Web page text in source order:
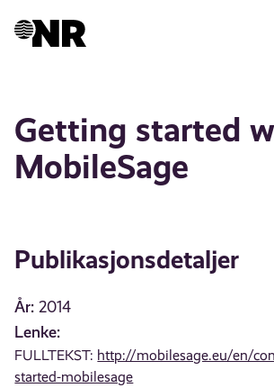
Getting started
MobileSage
Publikasjonsdetaljer
År: 2014
Lenke:
FULLTEKST: http://mobilesage.eu/en/
started-mobilesage